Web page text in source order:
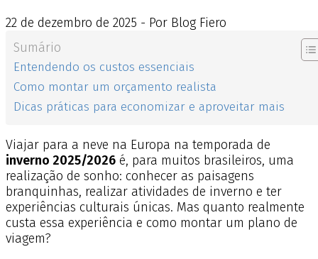
22 de dezembro de 2025 - Por Blog Fiero
Sumário
Entendendo os custos essenciais
Como montar um orçamento realista
Dicas práticas para economizar e aproveitar mais
Viajar para a neve na Europa na temporada de
inverno 2025/2026 é, para muitos brasileiros, uma
realização de sonho: conhecer as paisagens
branquinhas, realizar atividades de inverno e ter
experiências culturais únicas. Mas quanto realmente
custa essa experiência e como montar um plano de
viagem?